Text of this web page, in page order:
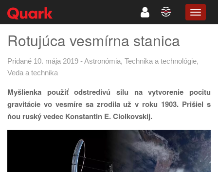
Rotujúca vesmírna stanica
Pridané 10. mája 2019 -Astronómia, Technika a technológie,
Veda a technika
Myšlienka použiť odstredivú silu na vytvorenie pocitu
gravitácie vo vesmíre sa zrodila už v roku 1903. Prišiel s
ňou ruský vedec Konstantin E. Ciolkovskij.